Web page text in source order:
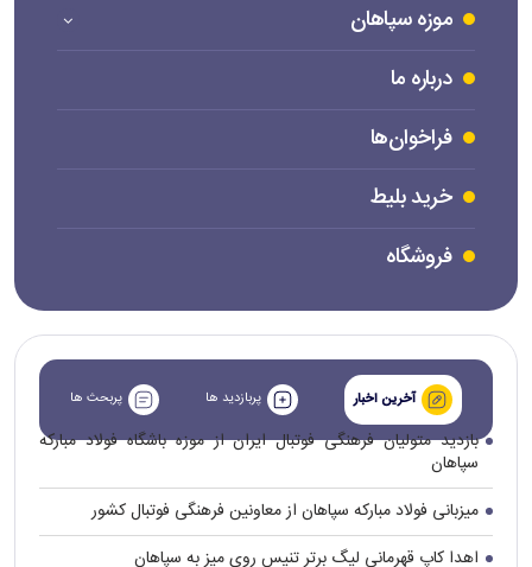
موزه سپاهان
درباره ما
فراخوان‌ها
خرید بلیط
فروشگاه
آخرین اخبار پربازدید ها پربحث ها
بازدید متولیان فرهنگی فوتبال ایران از موزه باشگاه فولاد مبارکه
سپاهان
میزبانی فولاد مبارکه سپاهان از معاونین فرهنگی فوتبال کشور
اهدا کاپ قهرمانی لیگ برتر تنیس روی میز به سپاهان